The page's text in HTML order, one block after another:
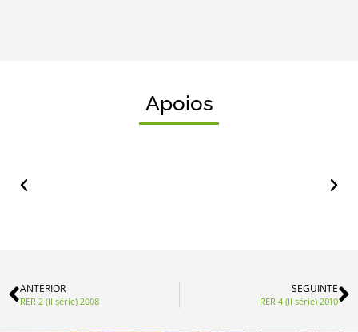
Apoios
ANTERIOR
RER 2 (II série) 2008
SEGUINTE
RER 4 (II série) 2010